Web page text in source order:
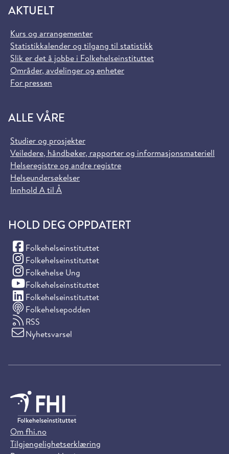
AKTUELT
Kurs og arrangementer
Statistikkalender og tilgang til statistikk
Slik er det å jobbe i Folkehelseinstituttet
Områder, avdelinger og enheter
For pressen
ALLE VÅRE
Studier og prosjekter
Veiledere, håndbøker, rapporter og informasjonsmateriell
Helseregistre og andre registre
Helseundersøkelser
Innhold A til Å
HOLD DEG OPPDATERT
Folkehelseinstituttet
(Facebook)
Folkehelseinstituttet
(Instagram)
Folkehelse Ung
(Instagram)
Folkehelseinstituttet
(YouTube)
Folkehelseinstituttet
(LinkedIn)
Folkehelsepodden
RSS
Nyhetsvarsel
Om fhi.no
Tilgjengelighetserklæring